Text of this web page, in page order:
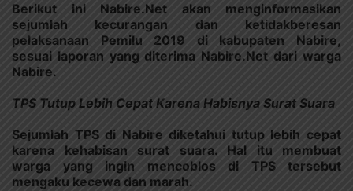
Berikut ini Nabire.Net akan menginformasikan
sejumlah kecurangan dan ketidakberesan
pelaksanaan Pemilu 2019 di kabupaten Nabire,
sesuai laporan yang diterima Nabire.Net dari warga
Nabire.
TPS Tutup Lebih Cepat Karena Habisnya Surat Suara
Sejumlah TPS di Nabire diketahui tutup lebih cepat
karena kehabisan surat suara. Hal itu membuat
warga yang ingin mencoblos di TPS tersebut
mengaku kecewa dan marah.